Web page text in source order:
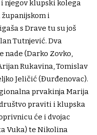
njegov klupski kolega
i
s Drave tu su još
Tutnjević. Dva
nade (Darko Zovko,
Rukavina, Tomislav
Jeličić (Đurđenovac).
prvakinja Marija
društvo praviti i klupska
će i dvojac
Vuka) te Nikolina